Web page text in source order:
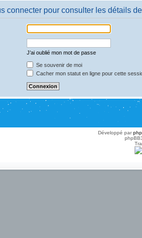
connecter pour consulter les détails
J’ai oublié mon mot de passe
Se souvenir de moi
Cacher mon statut en ligne pour cette
Développé par